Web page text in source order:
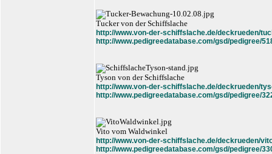
Tucker von der Schiffslache
http://www.von-der-schiffslache.de/deckrueden/
http://www.pedigreedatabase.com/gsd/pedigree/
Tyson von der Schiffslache
http://www.von-der-schiffslache.de/deckrueden/
http://www.pedigreedatabase.com/gsd/pedigree/
Vito vom Waldwinkel
http://www.von-der-schiffslache.de/deckrueden/
http://www.pedigreedatabase.com/gsd/pedigree/